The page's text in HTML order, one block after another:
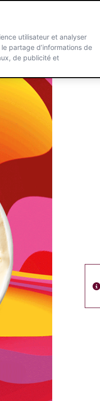
Produits Saveur
utilisateur et analyser
partage d’informations de
de publicité et